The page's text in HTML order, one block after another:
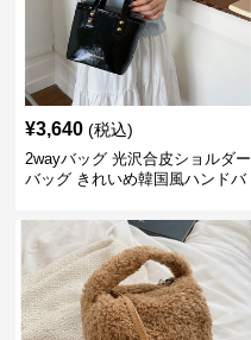
¥3,640 (税込)
2wayバッグ 光沢合皮ショルダー
バッグ きれいめ韓国風ハンドバ